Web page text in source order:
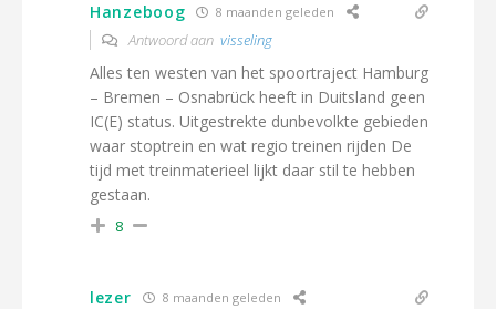
Hanzeboog 8 maanden geleden
Antwoord aan visseling
Alles ten westen van het spoortraject Hamburg
– Bremen – Osnabrück heeft in Duitsland geen
IC(E) status. Uitgestrekte dunbevolkte gebieden
waar stoptrein en wat regio treinen rijden De
tijd met treinmaterieel lijkt daar stil te hebben
gestaan.
8
lezer 8 maanden geleden